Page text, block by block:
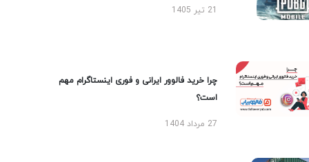
چرا خرید فالوور ایرانی و فوری اینستاگرام مهم
است؟
27 مرداد 1404